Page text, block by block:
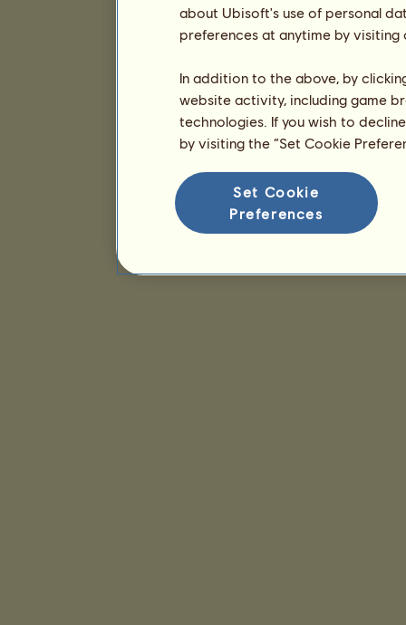
about Ubisoft's use of personal
preferences at anytime by
In addition to the above, by
website activity, including game
technologies. If you wish to
by visiting the “Set Cookie
Set Cookie
Preferences